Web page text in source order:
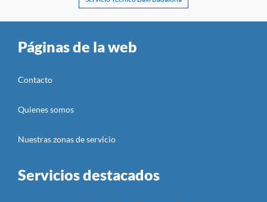
Páginas de la web
Contacto
Quienes somos
Nuestras zonas de servicio
Servicios destacados